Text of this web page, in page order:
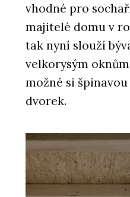
vhodné pro
majitelé domu v
tak nyní slouží
velkorysým
možné si
dvorek.